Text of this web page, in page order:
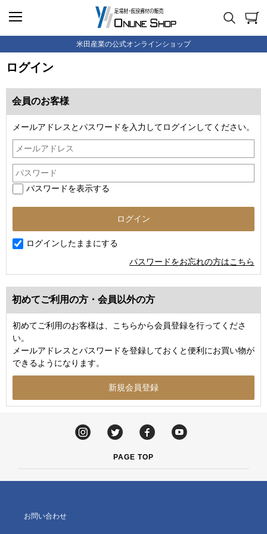
米田産業の公式オンラインショップ
ログイン
会員のお客様
メールアドレスとパスワードを入力してログインしてください。
パスワードを表示する
ログインしたままにする
パスワードをお忘れの方はこちら
初めてご利用の方・会員以外の方
初めてご利用のお客様は、こちらから会員登録を行ってくださ
い。
メールアドレスとパスワードを登録しておくと便利にお買い物が
できるようになります。
PAGE TOP
お問い合わせ